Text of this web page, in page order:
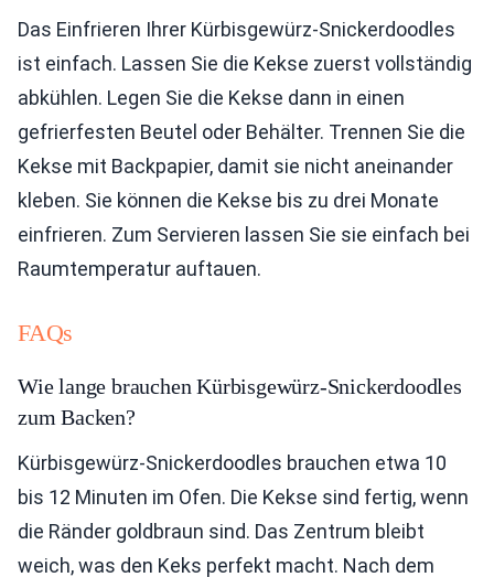
Das Einfrieren Ihrer Kürbisgewürz-Snickerdoodles
ist einfach. Lassen Sie die Kekse zuerst vollständig
abkühlen. Legen Sie die Kekse dann in einen
gefrierfesten Beutel oder Behälter. Trennen Sie die
Kekse mit Backpapier, damit sie nicht aneinander
kleben. Sie können die Kekse bis zu drei Monate
einfrieren. Zum Servieren lassen Sie sie einfach bei
Raumtemperatur auftauen.
FAQs
Wie lange brauchen Kürbisgewürz-Snickerdoodles
zum Backen?
Kürbisgewürz-Snickerdoodles brauchen etwa 10
bis 12 Minuten im Ofen. Die Kekse sind fertig, wenn
die Ränder goldbraun sind. Das Zentrum bleibt
weich, was den Keks perfekt macht. Nach dem